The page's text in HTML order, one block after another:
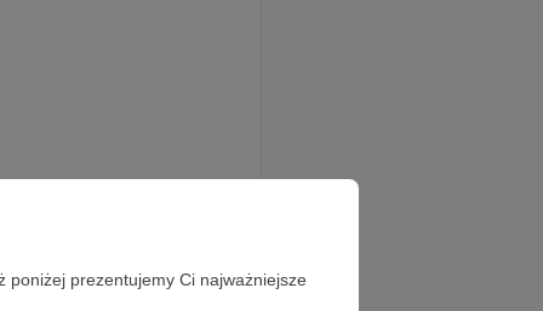
poniżej prezentujemy Ci najważniejsze